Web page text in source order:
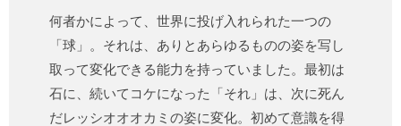
何者かによって、世界に投げ入れられた一つの
「球」。それは、ありとあらゆるものの姿を写し
取って変化できる能力を持っていました。最初は
石に、続いてコケになった「それ」は、次に死ん
だレッシオオオカミの姿に変化。初めて意識を得